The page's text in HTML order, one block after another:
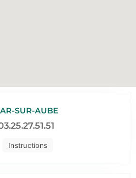
Instructions
SUR-AUBE